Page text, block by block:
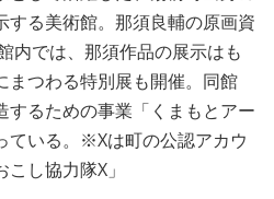
する美術館。那須良輔の原画資
内では、那須作品の展示はも
まつわる特別展も開催。同館
するための事業「くまもとアー
ている。※Xは町の公認アカウ
し協力隊X」